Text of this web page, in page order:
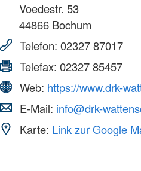
Voedestr. 53
44866 Bochum
Telefon: 02327 87017
Telefax: 02327 85457
Web: https://www.drk-
E-Mail: info@drk-
Karte: Link zur Google